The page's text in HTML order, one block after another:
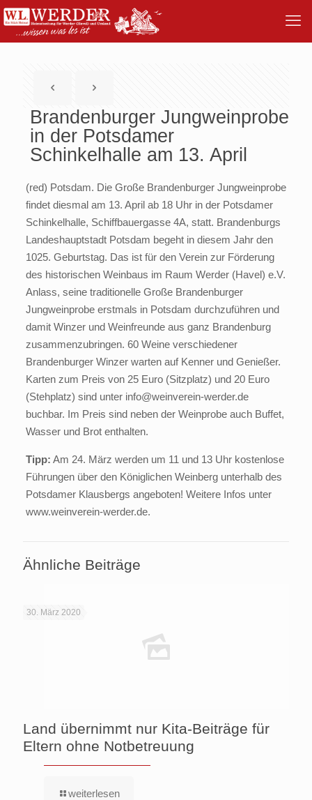
Brandenburger Jungweinprobe
in der Potsdamer
Schinkelhalle am 13. April
(red) Potsdam. Die Große Brandenburger Jungweinprobe
findet diesmal am 13. April ab 18 Uhr in der Potsdamer
Schinkelhalle, Schiffbauergasse 4A, statt. Brandenburgs
Landeshauptstadt Potsdam begeht in diesem Jahr den
1025. Geburtstag. Das ist für den Verein zur Förderung
des historischen Weinbaus im Raum Werder (Havel) e.V.
Anlass, seine traditionelle Große Brandenburger
Jungweinprobe erstmals in Potsdam durchzuführen und
damit Winzer und Weinfreunde aus ganz Brandenburg
zusammenzubringen. 60 Weine verschiedener
Brandenburger Winzer warten auf Kenner und Genießer.
Karten zum Preis von 25 Euro (Sitzplatz) und 20 Euro
(Stehplatz) sind unter info@weinverein-werder.de
buchbar. Im Preis sind neben der Weinprobe auch Buffet,
Wasser und Brot enthalten.
Tipp: Am 24. März werden um 11 und 13 Uhr kostenlose
Führungen über den Königlichen Weinberg unterhalb des
Potsdamer Klausbergs angeboten! Weitere Infos unter
www.weinverein-werder.de.
Ähnliche Beiträge
30. März 2020
Land übernimmt nur Kita-Beiträge für
Eltern ohne Notbetreuung
weiterlesen